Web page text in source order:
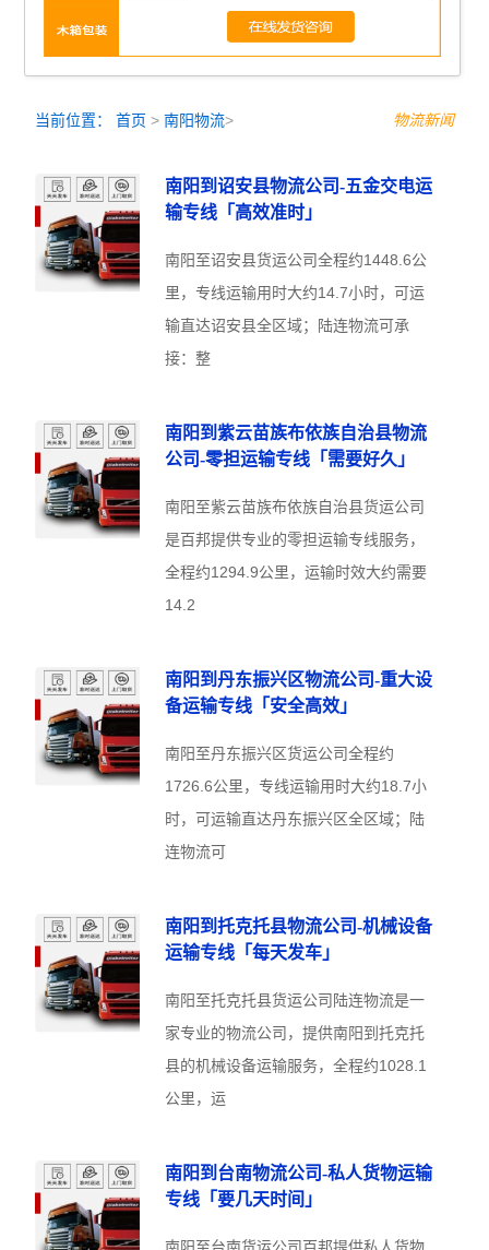
当前位置：首页 >南阳物流> 物流新闻
南阳到诏安县物流公司-五金交电运
输专线「高效准时」
南阳至诏安县货运公司全程约1448.6公
里，专线运输用时大约14.7小时，可运
输直达诏安县全区域；陆连物流可承
接：整
南阳到紫云苗族布依族自治县物流
公司-零担运输专线「需要好久」
南阳至紫云苗族布依族自治县货运公司
是百邦提供专业的零担运输专线服务，
全程约1294.9公里，运输时效大约需要
14.2
南阳到丹东振兴区物流公司-重大设
备运输专线「安全高效」
南阳至丹东振兴区货运公司全程约
1726.6公里，专线运输用时大约18.7小
时，可运输直达丹东振兴区全区域；陆
连物流可
南阳到托克托县物流公司-机械设备
运输专线「每天发车」
南阳至托克托县货运公司陆连物流是一
家专业的物流公司，提供南阳到托克托
县的机械设备运输服务，全程约1028.1
公里，运
南阳到台南物流公司-私人货物运输
专线「要几天时间」
南阳至台南货运公司百邦提供私人货物